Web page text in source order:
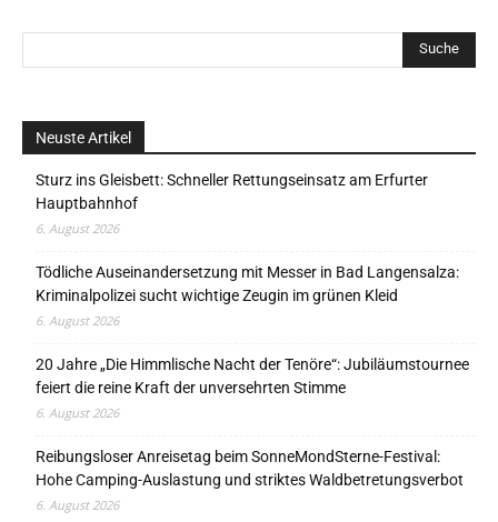
Neuste Artikel
Sturz ins Gleisbett: Schneller Rettungseinsatz am Erfurter
Hauptbahnhof
6. August 2026
Tödliche Auseinandersetzung mit Messer in Bad Langensalza:
Kriminalpolizei sucht wichtige Zeugin im grünen Kleid
6. August 2026
20 Jahre „Die Himmlische Nacht der Tenöre“: Jubiläumstournee
feiert die reine Kraft der unversehrten Stimme
6. August 2026
Reibungsloser Anreisetag beim SonneMondSterne-Festival:
Hohe Camping-Auslastung und striktes Waldbetretungsverbot
6. August 2026